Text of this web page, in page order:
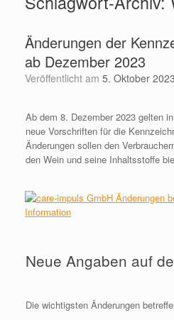
Änderungen der
ab Dezember 2023
Veröffentlicht am 5. Oktober 2023
Ab dem 8. Dezember 2023 gelten
neue Vorschriften für die
Änderungen sollen den
den Wein und seine Inhaltsstoffe
Neue Angaben auf
Die wichtigsten Änderungen